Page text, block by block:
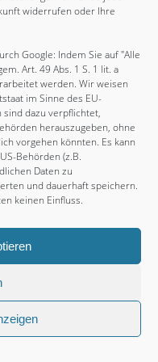
widerrufen oder Ihre
Google: Indem Sie auf "Alle
Art. 49 Abs. 1 S. 1 lit. a
werden. Wir weisen
im Sinne des EU-
dazu verpflichtet,
herauszugeben, ohne
vorgehen könnten. Es kann
Behörden (z.B.
Daten zu
und dauerhaft speichern.
keinen Einfluss.
Proudly powered by
Impressum